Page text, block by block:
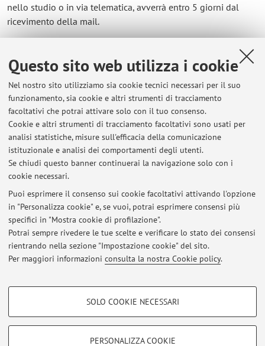
Questo sito web utilizza i cookie
Nel nostro sito utilizziamo sia cookie tecnici necessari per il suo
funzionamento, sia cookie e altri strumenti di tracciamento
facoltativi che potrai attivare solo con il tuo consenso.
Cookie e altri strumenti di tracciamento facoltativi sono usati per
analisi statistiche, misure sull'efficacia della comunicazione
istituzionale e analisi dei comportamenti degli utenti.
Se chiudi questo banner continuerai la navigazione solo con i
cookie necessari.
Puoi esprimere il consenso sui cookie facoltativi attivando l'opzione
in "Personalizza cookie" e, se vuoi, potrai esprimere consensi più
specifici in "Mostra cookie di profilazione".
Potrai sempre rivedere le tue scelte e verificare lo stato dei consensi
rientrando nella sezione "Impostazione cookie" del sito.
Per maggiori informazioni consulta la nostra Cookie policy.
COOKIE DI PROFILAZIONE - FACOLTATIVI
SOLO COOKIE NECESSARI
PERSONALIZZA COOKIE
nello studio o in via telematica, avverrà entro 5 giorni dal
ricevimento della mail.
tutte le informazioni scrivendo a roberta.mira@unibo.it
Ultimi avvisi
RISULTATI ESAME STORIA CONTEMPORANEA 17 Luglio 2026
Pubblicato il: 17 luglio 2026
RISULTATI ESAME STORIA E ANALISI DELLE COMUNICAZIONI DI
MASSA 17 Luglio O 2026
Pubblicato il: 17 luglio 2026
Risultati esame 5 giugno '26 Storia contemporanea
Pubblicato il: 05 giugno 2026
Area riservata
Accedi tramiteloginper gestire tutti i contenuti del sito.